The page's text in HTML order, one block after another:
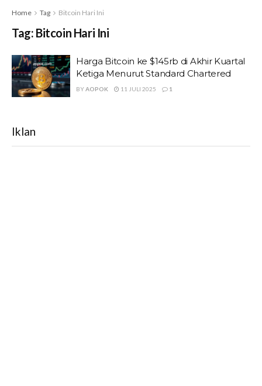
Home Tag Bitcoin Hari Ini
Tag: Bitcoin Hari Ini
Harga Bitcoin ke $145rb di Akhir Kuartal
Ketiga Menurut Standard Chartered
BYAOPOK 11 JULI 2025 1
Iklan